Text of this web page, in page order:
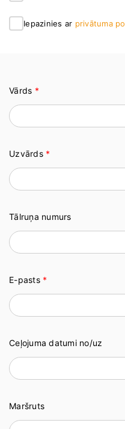
Iepazinies ar privātuma
Vārds *
Uzvārds *
Tālruņa numurs
E-pasts *
Ceļojuma datumi no/uz
Maršruts